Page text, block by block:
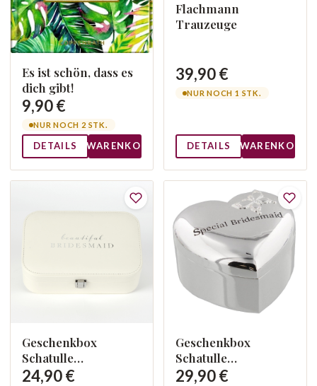
Es ist schön, dass es
dich gibt!
9,90 €
NUR NOCH 2 STK.
DETAILS WARENKORB
Flachmann
Trauzeuge
39,90 €
NUR NOCH 1 STK.
DETAILS WARENKORB
Geschenkbox
Schatulle
Brautjungfer
24,90 €
Geschenkbox
Schatulle
Brautjungfer Silber
29,90 €